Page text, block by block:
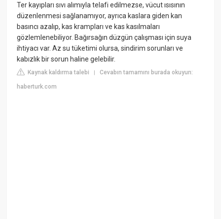
Ter kayıpları sıvı alımıyla telafi edilmezse, vücut ısısının
düzenlenmesi sağlanamıyor, ayrıca kaslara giden kan
basıncı azalıp, kas krampları ve kas kasılmaları
gözlemlenebiliyor. Bağırsağın düzgün çalışması için suya
ihtiyacı var. Az su tüketimi olursa, sindirim sorunları ve
kabızlık bir sorun haline gelebilir.
Kaynak kaldırma talebi |Cevabın tamamını burada okuyun:
haberturk.com